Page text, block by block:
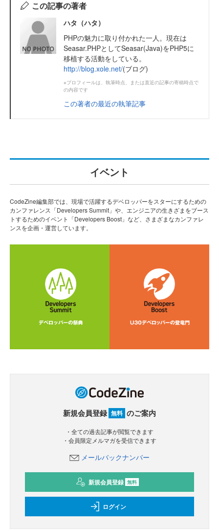
この記事の著者
ハタ（ハタ）
PHPの魅力に取り付かれた一人。現在は
Seasar.PHPとしてSeasar(Java)をPHP5に
移植する活動をしている。
http://blog.xole.net/(ブログ)
※プロフィールは、執筆時点、または直近の記事の寄稿時点で
の内容です
この著者の最近の執筆記事
イベント
CodeZine編集部では、現場で活躍するデベロッパーをスターにするための
カンファレンス「Developers Summit」や、エンジニアの生きざまをブース
トするためのイベント「Developers Boost」など、さまざまなカンファレ
ンスを企画・運営しています。
新規会員登録 無料 のご案内
・全ての過去記事が閲覧できます
・会員限定メルマガを受信できます
メールバックナンバー
新規会員登録 無料
ログイン